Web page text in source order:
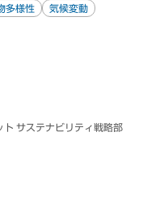
多様性 気候変動
サステナビリティ戦略部